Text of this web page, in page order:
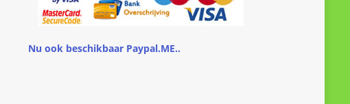
Nu ook beschikbaar Paypal.ME..